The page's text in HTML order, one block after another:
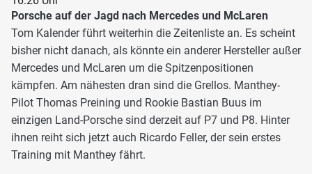
Porsche auf der Jagd nach Mercedes und McLaren
Tom Kalender führt weiterhin die Zeitenliste an. Es scheint
bisher nicht danach, als könnte ein anderer Hersteller außer
Mercedes und McLaren um die Spitzenpositionen
kämpfen. Am nähesten dran sind die Grellos. Manthey-
Pilot Thomas Preining und Rookie Bastian Buus im
einzigen Land-Porsche sind derzeit auf P7 und P8. Hinter
ihnen reiht sich jetzt auch Ricardo Feller, der sein erstes
Training mit Manthey fährt.